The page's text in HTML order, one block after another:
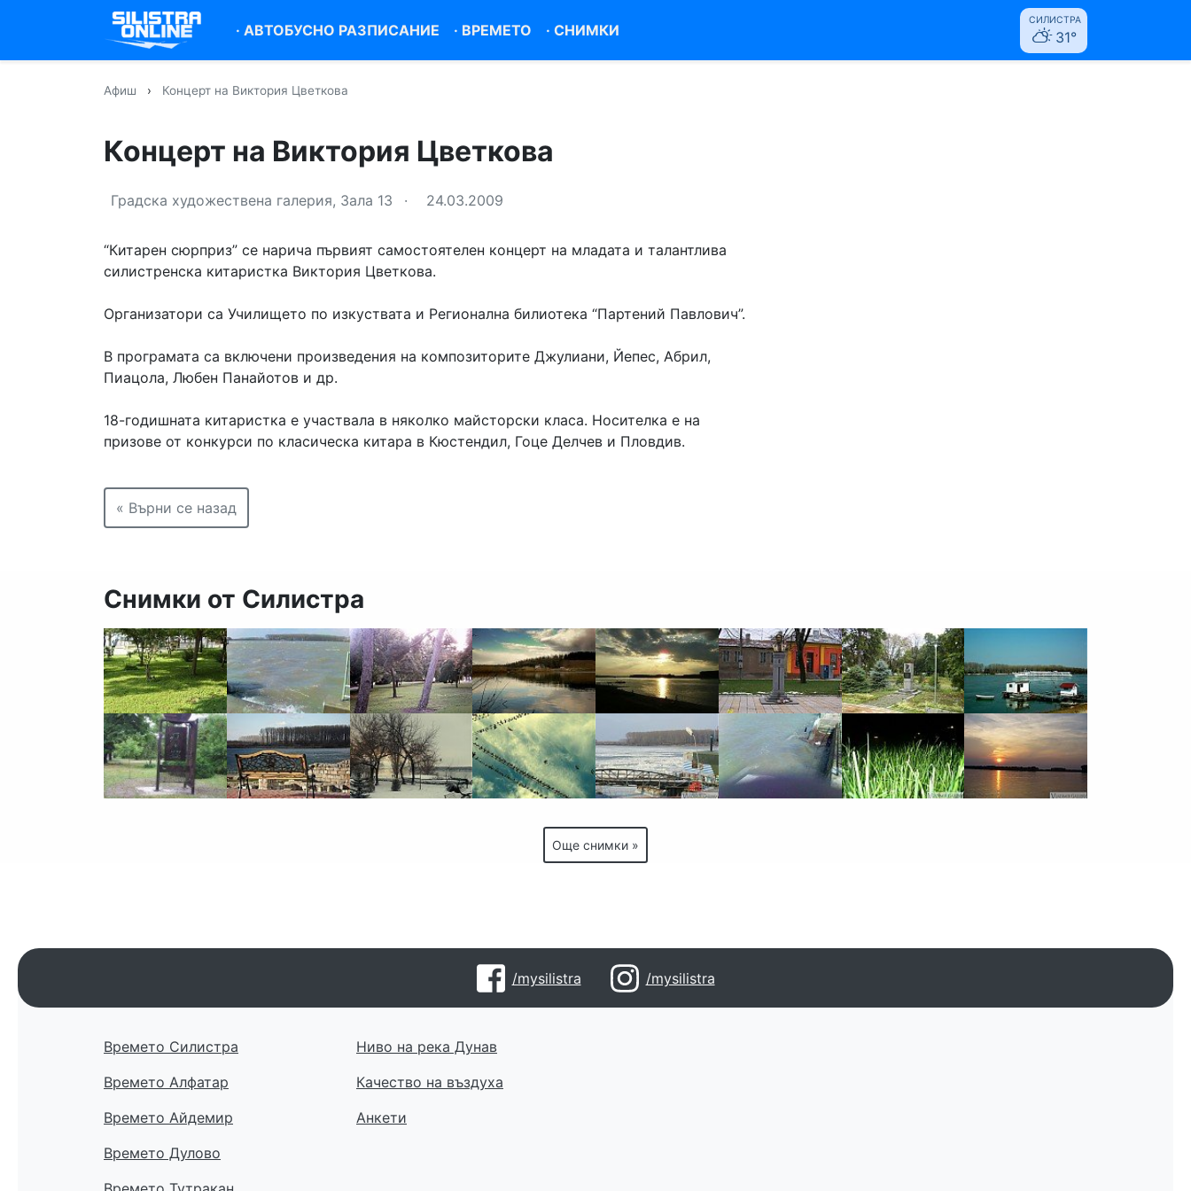
·АВТОБУСНО РАЗПИСАНИЕ · ВРЕМЕТО ·СНИМКИ
СИЛИСТРА
31°
Афиш › Концерт на Виктория Цветкова
Концерт на Виктория Цветкова
Градска художествена галерия, Зала 13 · 24.03.2009
“Китарен сюрприз” се нарича първият самостоятелен концерт на младата и талантлива
силистренска китаристка Виктория Цветкова.
Организатори са Училището по изкуствата и Регионална билиотека “Партений Павлович”.
В програмата са включени произведения на композиторите Джулиани, Йепес, Абрил,
Пиацола, Любен Панайотов и др.
18-годишната китаристка е участвала в няколко майсторски класа. Носителка е на
призове от конкурси по класическа китара в Кюстендил, Гоце Делчев и Пловдив.
« Върни се назад
Снимки от Силистра
Още снимки »
/mysilistra /mysilistra
Времето Силистра
Времето Алфатар
Времето Айдемир
Времето Дулово
Ниво на река Дунав
Качество на въздуха
Анкети